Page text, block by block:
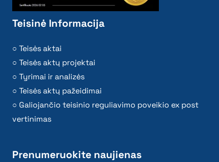
Teisinė Informacija
Teisės aktai
Teisės aktų projektai
Tyrimai ir analizės
Teisės aktų pažeidimai
Galiojančio teisinio reguliavimo poveikio ex post
vertinimas
Prenumeruokite naujienas